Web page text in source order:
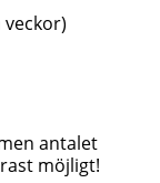
antalet
möjligt!